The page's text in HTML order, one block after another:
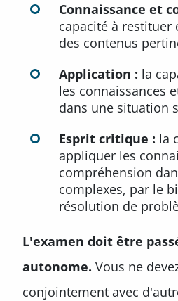
Connaissance et
capacité à restituer
des contenus
Application : la
les connaissances
dans une situation
Esprit critique : la
appliquer les
compréhension
complexes, par le
résolution de
L'examen doit être
autonome. Vous ne
conjointement avec